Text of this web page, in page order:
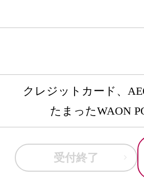
クレジットカード、
たまったWAON
受付終了